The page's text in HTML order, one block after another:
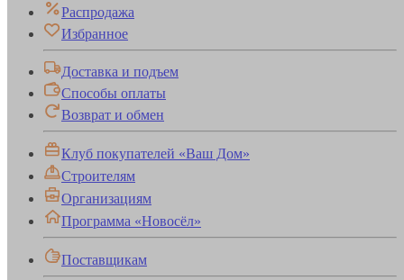
Распродажа
Избранное
Доставка и подъем
Способы оплаты
Возврат и обмен
Клуб покупателей «Ваш Дом»
Строителям
Организациям
Программа «Новосёл»
Поставщикам